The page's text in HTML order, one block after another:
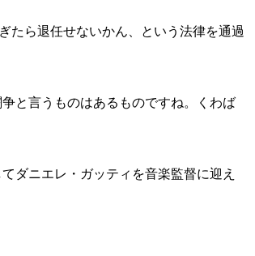
たら退任せないかん、という法律を通過
と言うものはあるものですね。くわば
ダニエレ・ガッティを音楽監督に迎え